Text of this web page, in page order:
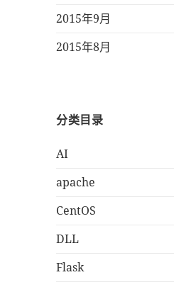
2015年9月
2015年8月
分类目录
AI
apache
CentOS
DLL
Flask